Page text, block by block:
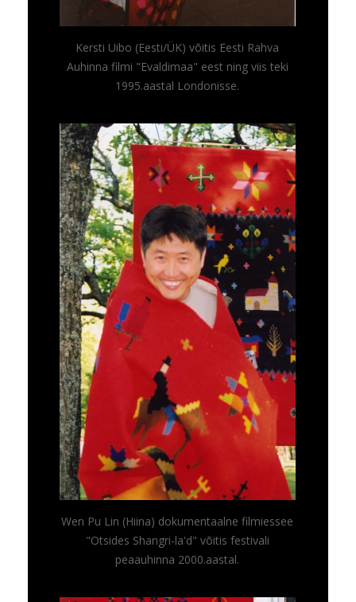
Kersti Uibo (Eesti/ÜK) võitis Eesti Rahva
Auhinna filmi "Evaldimaa" eest ning viis teki
1995.aastal Londonisse.
Wen Pu Lin (Hiina) dokumentaalne filmiessee
"Otsides Shangri-la'd" võitis festivali
peaauhinna 2000.aastal.